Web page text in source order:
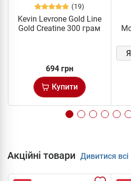
(19)
Kevin Levrone Gold Line
Gold Creatine 300 грам
694 грн
Купити
Акційні товари Дивитися всі